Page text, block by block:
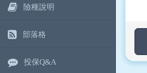
險種說明
部落格
投保Q&A